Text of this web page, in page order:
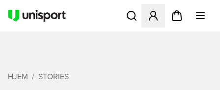
Åbner en Modal til at
HJEM STORIES